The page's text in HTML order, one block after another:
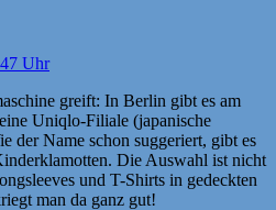
Uhr
greift: In Berlin gibt es am
Uniqlo-Filiale (japanische
der Name schon suggeriert, gibt es
Die Auswahl ist nicht
und T-Shirts in gedeckten
man da ganz gut!